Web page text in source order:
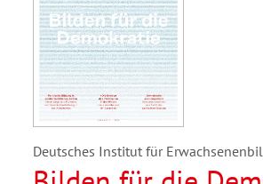
Deutsches Institut für